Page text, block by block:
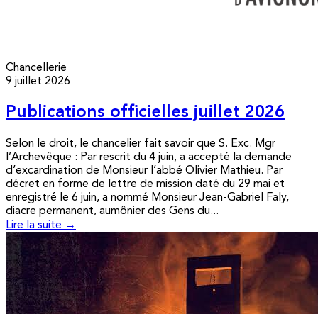
Chancellerie
9 juillet 2026
Publications officielles juillet 2026
Selon le droit, le chancelier fait savoir que S. Exc. Mgr
l’Archevêque : Par rescrit du 4 juin, a accepté la demande
d’excardination de Monsieur l’abbé Olivier Mathieu. Par
décret en forme de lettre de mission daté du 29 mai et
enregistré le 6 juin, a nommé Monsieur Jean-Gabriel Faly,
diacre permanent, aumônier des Gens du...
Lire la suite →